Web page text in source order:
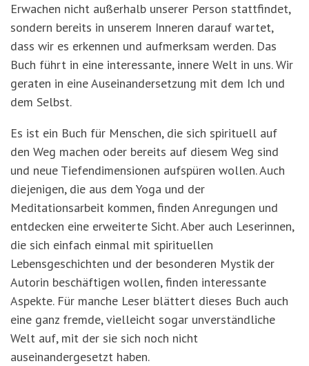
Erwachen nicht außerhalb unserer Person stattfindet,
sondern bereits in unserem Inneren darauf wartet,
dass wir es erkennen und aufmerksam werden. Das
Buch führt in eine interessante, innere Welt in uns. Wir
geraten in eine Auseinandersetzung mit dem Ich und
dem Selbst.
Es ist ein Buch für Menschen, die sich spirituell auf
den Weg machen oder bereits auf diesem Weg sind
und neue Tiefendimensionen aufspüren wollen. Auch
diejenigen, die aus dem Yoga und der
Meditationsarbeit kommen, finden Anregungen und
entdecken eine erweiterte Sicht. Aber auch Leserinnen,
die sich einfach einmal mit spirituellen
Lebensgeschichten und der besonderen Mystik der
Autorin beschäftigen wollen, finden interessante
Aspekte. Für manche Leser blättert dieses Buch auch
eine ganz fremde, vielleicht sogar unverständliche
Welt auf, mit der sie sich noch nicht
auseinandergesetzt haben.